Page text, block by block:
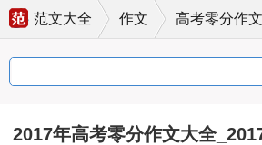
范文大全 作文 高考零分作文
2017年高考零分作文大全